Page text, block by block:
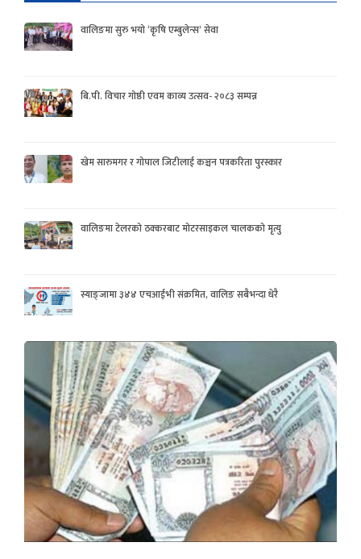
वालिङमा सुरु भयो ‘कृषि एम्बुलेन्स’ सेवा
बि.पी. विचार गोष्ठी एवम काव्य उत्सव- २०८३ सम्पन्न
खेम सारुमगर र गोपाल जिटीलाई कञ्चन पत्रकरिता पुरस्कार
वालिङमा टेलरको ठक्करबाट मोटरसाइकल चालकको मृत्यु
स्याङ्जामा ३४४ एचआईभी संक्रमित, वालिङ सबैभन्दा धेरै